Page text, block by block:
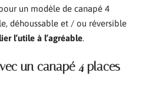
un modèle de canapé 4
déhoussable et / ou réversible
l’utile à l’agréable.
un canapé 4 places